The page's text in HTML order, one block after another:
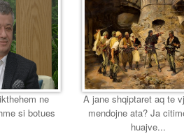
ne
si botues
A jane shqiptaret aq te
mendojne ata? Ja
huajve...